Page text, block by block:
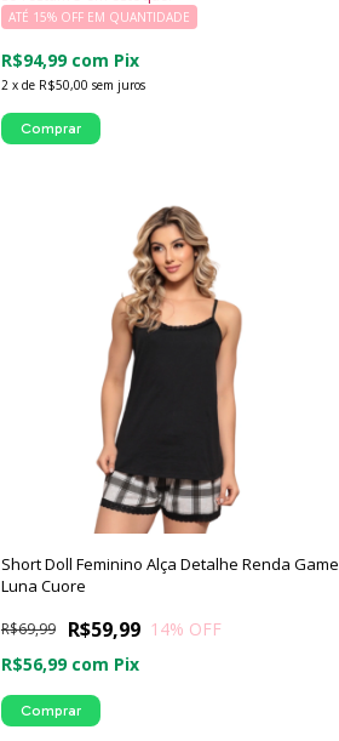
2 x de R$50,00 sem juros
ATÉ 15% OFF EM QUANTIDADE
R$94,99 com Pix
Comprar
Short Doll Feminino Alça Detalhe Renda Game
Luna Cuore
R$59,99
R$69,99 14% OFF
R$56,99 com Pix
Comprar